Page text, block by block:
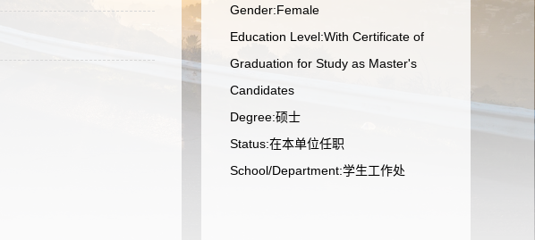
Gender:Female
Education Level:With Certificate of
Graduation for Study as Master's
Candidates
Degree:硕士
Status:在本单位任职
School/Department:学生工作处